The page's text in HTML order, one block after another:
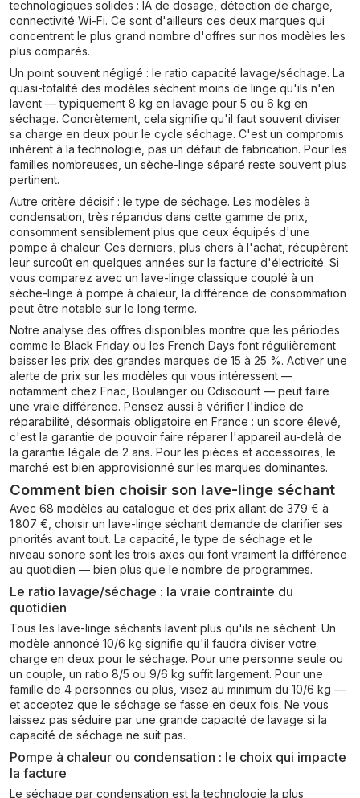
technologiques solides : IA de dosage, détection de charge,
connectivité Wi-Fi. Ce sont d'ailleurs ces deux marques qui
concentrent le plus grand nombre d'offres sur nos modèles les
plus comparés.
Un point souvent négligé : le ratio capacité lavage/séchage. La
quasi-totalité des modèles sèchent moins de linge qu'ils n'en
lavent — typiquement 8 kg en lavage pour 5 ou 6 kg en
séchage. Concrètement, cela signifie qu'il faut souvent diviser
sa charge en deux pour le cycle séchage. C'est un compromis
inhérent à la technologie, pas un défaut de fabrication. Pour les
familles nombreuses, un sèche-linge séparé reste souvent plus
pertinent.
Autre critère décisif : le type de séchage. Les modèles à
condensation, très répandus dans cette gamme de prix,
consomment sensiblement plus que ceux équipés d'une
pompe à chaleur. Ces derniers, plus chers à l'achat, récupèrent
leur surcoût en quelques années sur la facture d'électricité. Si
vous comparez avec un lave-linge classique couplé à un
sèche-linge à pompe à chaleur, la différence de consommation
peut être notable sur le long terme.
Notre analyse des offres disponibles montre que les périodes
comme le Black Friday ou les French Days font régulièrement
baisser les prix des grandes marques de 15 à 25 %. Activer une
alerte de prix sur les modèles qui vous intéressent —
notamment chez Fnac, Boulanger ou Cdiscount — peut faire
une vraie différence. Pensez aussi à vérifier l'indice de
réparabilité, désormais obligatoire en France : un score élevé,
c'est la garantie de pouvoir faire réparer l'appareil au-delà de
la garantie légale de 2 ans. Pour les pièces et accessoires, le
marché est bien approvisionné sur les marques dominantes.
Comment bien choisir son lave-linge séchant
Avec 68 modèles au catalogue et des prix allant de 379 € à
1 807 €, choisir un lave-linge séchant demande de clarifier ses
priorités avant tout. La capacité, le type de séchage et le
niveau sonore sont les trois axes qui font vraiment la différence
au quotidien — bien plus que le nombre de programmes.
Le ratio lavage/séchage : la vraie contrainte du
quotidien
Tous les lave-linge séchants lavent plus qu'ils ne sèchent. Un
modèle annoncé 10/6 kg signifie qu'il faudra diviser votre
charge en deux pour le séchage. Pour une personne seule ou
un couple, un ratio 8/5 ou 9/6 kg suffit largement. Pour une
famille de 4 personnes ou plus, visez au minimum du 10/6 kg —
et acceptez que le séchage se fasse en deux fois. Ne vous
laissez pas séduire par une grande capacité de lavage si la
capacité de séchage ne suit pas.
Pompe à chaleur ou condensation : le choix qui impacte
la facture
Le séchage par condensation est la technologie la plus